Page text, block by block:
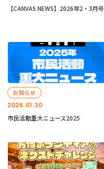
【CANVAS NEWS】2026年2・3月号
2026.01.30
お知らせ
市民活動重大ニュース2025